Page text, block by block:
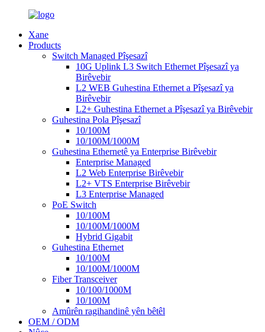
Xane
Products
Switch Managed Pîşesazî
10G Uplink L3 Switch Ethernet Pîşesazî ya
Birêvebir
L2 WEB Guhestina Ethernet a Pîşesazî ya
Birêvebir
L2+ Guhestina Ethernet a Pîşesazî ya Birêvebir
Guhestina Pola Pîşesazî
10/100M
10/100M/1000M
Guhestina Ethernetê ya Enterprise Birêvebir
Enterprise Managed
L2 Web Enterprise Birêvebir
L2+ VTS Enterprise Birêvebir
L3 Enterprise Managed
PoE Switch
10/100M
10/100M/1000M
Hybrid Gigabit
Guhestina Ethernet
10/100M
10/100M/1000M
Fiber Transceiver
10/100/1000M
10/100M
Amûrên ragihandinê yên bêtêl
OEM / ODM